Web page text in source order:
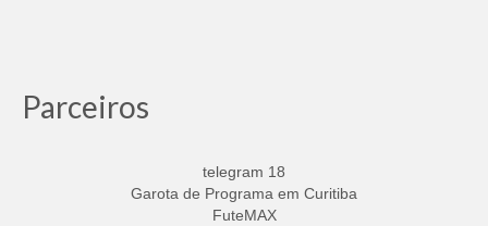
Parceiros
telegram 18
Garota de Programa em Curitiba
FuteMAX